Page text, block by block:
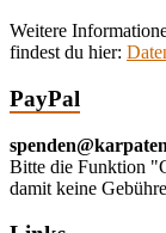
Weitere
findest du hier:
PayPal
Bitte die Funktion
damit keine